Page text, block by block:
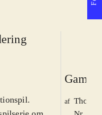
Game
af